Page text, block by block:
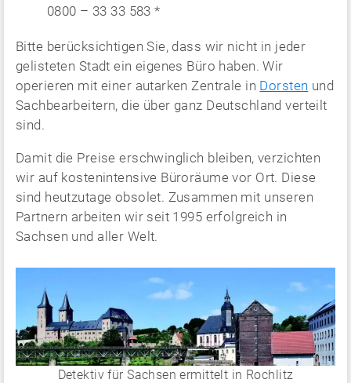
0800 – 33 33 583 *
Bitte berücksichtigen Sie, dass wir nicht in jeder
gelisteten Stadt ein eigenes Büro haben. Wir
operieren mit einer autarken Zentrale in Dorsten und
Sachbearbeitern, die über ganz Deutschland verteilt
sind.
Damit die Preise erschwinglich bleiben, verzichten
wir auf kostenintensive Büroräume vor Ort. Diese
sind heutzutage obsolet. Zusammen mit unseren
Partnern arbeiten wir seit 1995 erfolgreich in
Sachsen und aller Welt.
Detektiv für Sachsen ermittelt in Rochlitz